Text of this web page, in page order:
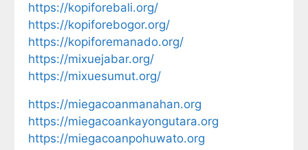
https://kopiforebali.org/
https://kopiforebogor.org/
https://kopiforemanado.org/
https://mixuejabar.org/
https://mixuesumut.org/
https://miegacoanmanahan.org
https://miegacoankayongutara.org
https://miegacoanpohuwato.org